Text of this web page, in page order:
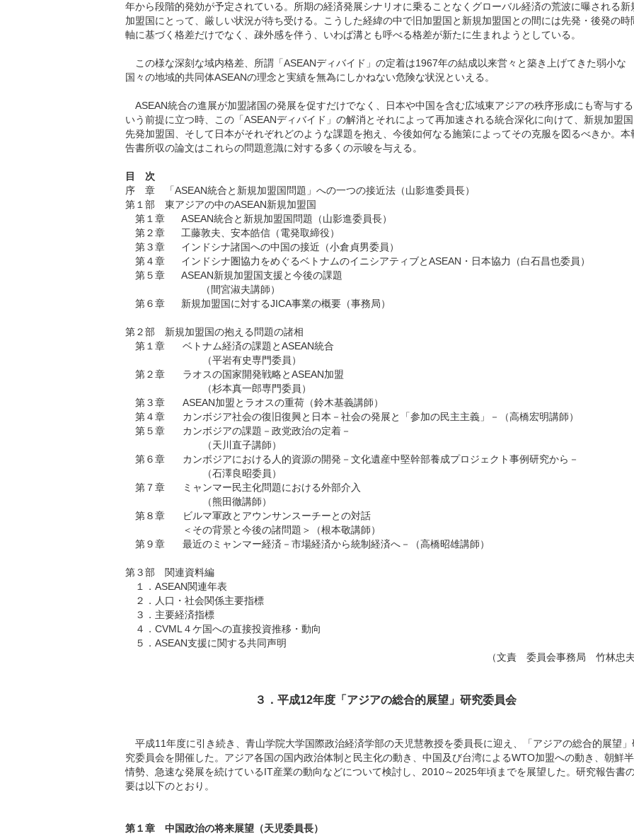
年から段階的発効が予定されている。所期の経済発展シナリオに乗ることなくグローバル経済の荒波に曝される新
加盟国にとって、厳しい状況が待ち受ける。こうした経緯の中で旧加盟国と新規加盟国との間には先発・後発の時
軸に基づく格差だけでなく、疎外感を伴う、いわば溝とも呼べる格差が新たに生まれようとしている。
この様な深刻な域内格差、所謂「ASEANディバイド」の定着は1967年の結成以来営々と築き上げてきた弱小な
国々の地域的共同体ASEANの理念と実績を無為にしかねない危険な状況といえる。
ASEAN統合の進展が加盟諸国の発展を促すだけでなく、日本や中国を含む広域東アジアの秩序形成にも寄与する
いう前提に立つ時、この「ASEANディバイド」の解消とそれによって再加速される統合深化に向けて、新規加盟国
先発加盟国、そして日本がそれぞれどのような課題を抱え、今後如何なる施策によってその克服を図るべきか。本
告書所収の論文はこれらの問題意識に対する多くの示唆を与える。
目 次
序 章
「ASEAN統合と新規加盟国問題」への一つの接近法（山影進委員長）
第１部 東アジアの中のASEAN新規加盟国
第１章
ASEAN統合と新規加盟国問題（山影進委員長）
第２章
工藤敦夫、安本皓信（電発取締役）
第３章
インドシナ諸国への中国の接近（小倉貞男委員）
第４章
インドシナ圏協力をめぐるベトナムのイニシアティブとASEAN・日本協力（白石昌也委員）
第５章
ASEAN新規加盟国支援と今後の課題
（間宮淑夫講師）
第６章
新規加盟国に対するJICA事業の概要（事務局）
第２部 新規加盟国の抱える問題の諸相
第１章
ベトナム経済の課題とASEAN統合
（平岩有史専門委員）
第２章
ラオスの国家開発戦略とASEAN加盟
（杉本真一郎専門委員）
第３章
ASEAN加盟とラオスの重荷（鈴木基義講師）
第４章
カンボジア社会の復旧復興と日本－社会の発展と「参加の民主主義」－（高橋宏明講師）
第５章
カンボジアの課題－政党政治の定着－
（天川直子講師）
第６章
カンボジアにおける人的資源の開発－文化遺産中堅幹部養成プロジェクト事例研究から－
（石澤良昭委員）
第７章
ミャンマー民主化問題における外部介入
（熊田徹講師）
第８章
ビルマ軍政とアウンサンスーチーとの対話
＜その背景と今後の諸問題＞（根本敬講師）
第９章
最近のミャンマー経済－市場経済から統制経済へ－（高橋昭雄講師）
第３部 関連資料編
１．ASEAN関連年表
２．人口・社会関係主要指標
３．主要経済指標
４．CVML４ケ国への直接投資推移・動向
５．ASEAN支援に関する共同声明
（文責 委員会事務局 竹林忠夫
３．平成12年度「アジアの総合的展望」研究委員会
平成11年度に引き続き、青山学院大学国際政治経済学部の天児慧教授を委員長に迎え、「アジアの総合的展望」
究委員会を開催した。アジア各国の国内政治体制と民主化の動き、中国及び台湾によるWTO加盟への動き、朝鮮
情勢、急速な発展を続けているIT産業の動向などについて検討し、2010～2025年頃までを展望した。研究報告書
要は以下のとおり。
第１章 中国政治の将来展望（天児委員長）